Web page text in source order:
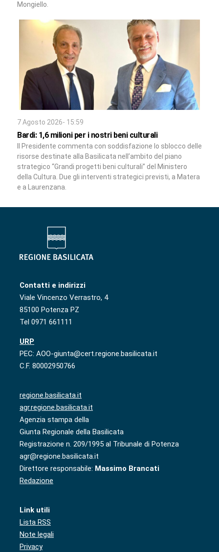
Mongiello.
7 Agosto 2026- 15:59
Bardi: 1,6 milioni per i nostri beni culturali
Il Presidente commenta con soddisfazione lo sblocco delle
risorse destinate alla Basilicata nell’ambito del piano
strategico “Grandi progetti beni culturali” del Ministero
della Cultura. Due gli interventi strategici previsti, a Matera
e a Laurenzana.
Contatti e indirizzi
Viale Vincenzo Verrastro, 4
85100 Potenza PZ
Tel 0971 661111
URP
PEC: AOO-giunta@cert.regione.basilicata.it
C.F. 80002950766
regione.basilicata.it
agr.regione.basilicata.it
Agenzia stampa della
Giunta Regionale della Basilicata
Registrazione n. 209/1995 al Tribunale di Potenza
agr@regione.basilicata.it
Direttore responsabile: Massimo Brancati
Redazione
Link utili
Lista RSS
Note legali
Privacy